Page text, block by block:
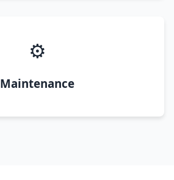
⚙️
Maintenance